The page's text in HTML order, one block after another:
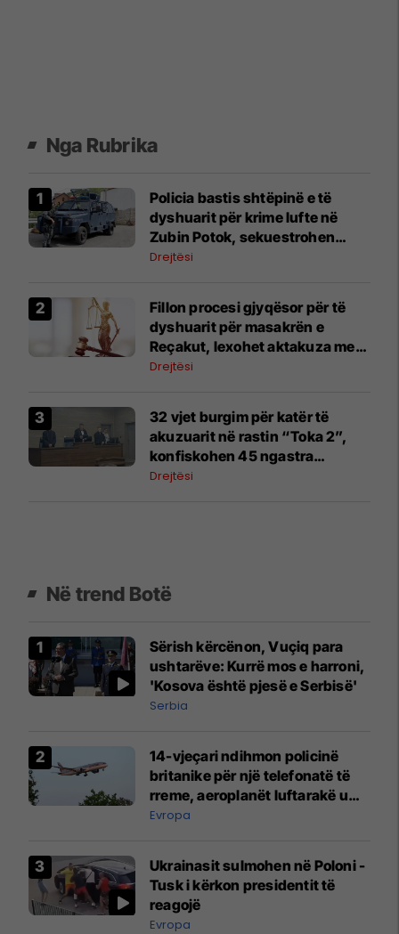
Nga Rubrika
Policia bastis shtëpinë e të
dyshuarit për krime lufte në
Zubin Potok, sekuestrohen
prova
Drejtësi
Fillon procesi gjyqësor për të
dyshuarit për masakrën e
Reçakut, lexohet aktakuza me
të akuzuarit në mungesë
Drejtësi
32 vjet burgim për katër të
akuzuarit në rastin “Toka 2”,
konfiskohen 45 ngastra
kadastrale
Drejtësi
Në trend Botë
Sërish kërcënon, Vuçiq para
ushtarëve: Kurrë mos e harroni,
'Kosova është pjesë e Serbisë'
Serbia
14-vjeçari ndihmon policinë
britanike për një telefonatë të
rreme, aeroplanët luftarakë u
ngritën në ajër për të
Mançesterit
Evropa
Ukrainasit sulmohen në Poloni -
Tusk i kërkon presidentit të
reagojë
Evropa